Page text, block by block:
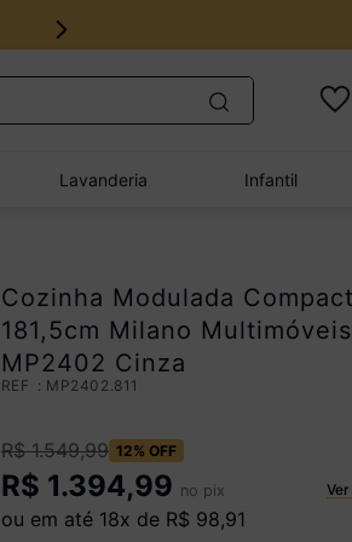
Lavanderia Infantil
Cozinha Modulada
181,5cm Milano Multimóveis
MP2402 Cinza
: MP2402.811
R$ 1.549,99 12% OFF
R$ 1.394,99 no pix
ou em até 18x de R$ 98,91